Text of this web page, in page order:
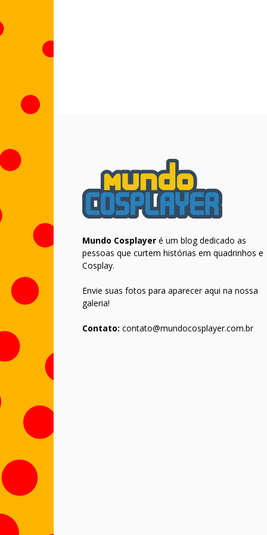
Mundo Cosplayer é um blog dedicado as
pessoas que curtem histórias em quadrinhos e
Cosplay.
Envie suas fotos para aparecer aqui na nossa
galeria!
Contato: contato@mundocosplayer.com.br